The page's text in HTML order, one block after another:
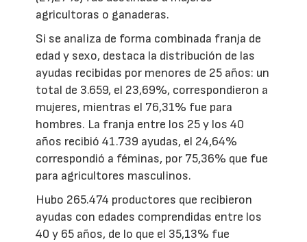
agricultoras o ganaderas.
Si se analiza de forma combinada franja de
edad y sexo, destaca la distribución de las
ayudas recibidas por menores de 25 años: un
total de 3.659, el 23,69%, correspondieron a
mujeres, mientras el 76,31% fue para
hombres. La franja entre los 25 y los 40
años recibió 41.739 ayudas, el 24,64%
correspondió a féminas, por 75,36% que fue
para agricultores masculinos.
Hubo 265.474 productores que recibieron
ayudas con edades comprendidas entre los
40 y 65 años, de lo que el 35,13% fue